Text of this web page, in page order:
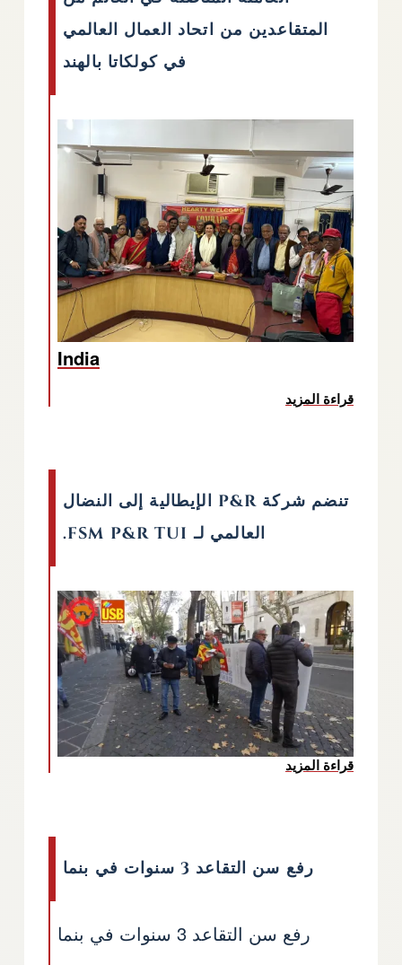
المتقاعدين من اتحاد العمال العالمي
في كولكاتا بالهند
India
قراءة المزيد
تنضم شركة P&R الإيطالية إلى النضال
العالمي لـ FSM P&R TUI.
قراءة المزيد
رفع سن التقاعد 3 سنوات في بنما
رفع سن التقاعد 3 سنوات في بنما